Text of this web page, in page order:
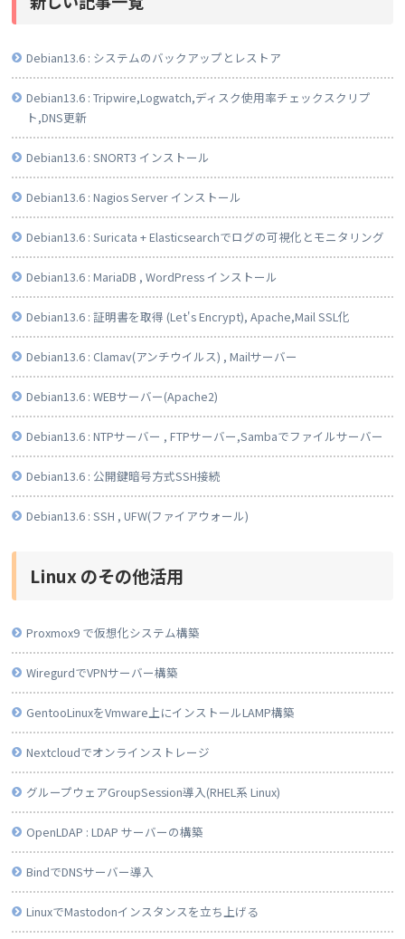
Debian13.6 : システムのバックアップとレストア
Debian13.6 : Tripwire,Logwatch,ディスク使用率チェックスクリプ
ト,DNS更新
Debian13.6 : SNORT3 インストール
Debian13.6 : Nagios Server インストール
Debian13.6 : Suricata + Elasticsearchでログの可視化とモニタリング
Debian13.6 : MariaDB , WordPress インストール
Debian13.6 : 証明書を取得 (Let's Encrypt), Apache,Mail SSL化
Debian13.6 : Clamav(アンチウイルス) , Mailサーバー
Debian13.6 : WEBサーバー(Apache2)
Debian13.6 : NTPサーバー , FTPサーバー,Sambaでファイルサーバー
Debian13.6 : 公開鍵暗号方式SSH接続
Debian13.6 : SSH , UFW(ファイアウォール)
Linux のその他活用
Proxmox9 で仮想化システム構築
WiregurdでVPNサーバー構築
GentooLinuxをVmware上にインストールLAMP構築
Nextcloudでオンラインストレージ
グループウェアGroupSession導入(RHEL系 Linux)
OpenLDAP : LDAP サーバーの構築
BindでDNSサーバー導入
LinuxでMastodonインスタンスを立ち上げる